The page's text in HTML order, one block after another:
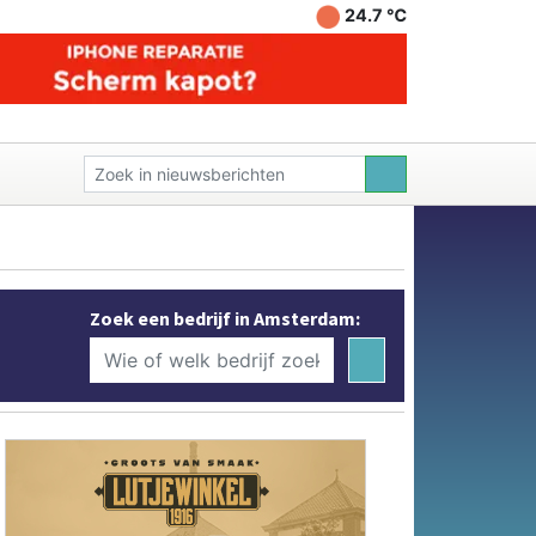
24.7 ℃
Zoek een bedrijf in Amsterdam: